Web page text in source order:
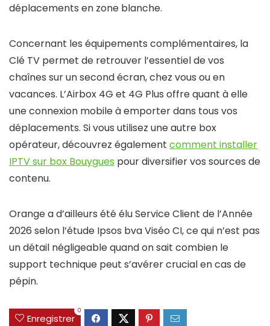
déplacements en zone blanche.
Concernant les équipements complémentaires, la
Clé TV permet de retrouver l’essentiel de vos
chaînes sur un second écran, chez vous ou en
vacances. L’Airbox 4G et 4G Plus offre quant à elle
une connexion mobile à emporter dans tous vos
déplacements. Si vous utilisez une autre box
opérateur, découvrez également comment installer
IPTV sur box Bouygues pour diversifier vos sources de
contenu.
Orange a d’ailleurs été élu Service Client de l’Année
2026 selon l’étude Ipsos bva Viséo CI, ce qui n’est pas
un détail négligeable quand on sait combien le
support technique peut s’avérer crucial en cas de
pépin.
Enregistrer
0